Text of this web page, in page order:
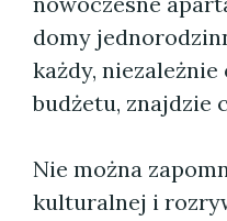
domy
każdy,
budżetu, znajdzie
Nie można
kulturalnej i